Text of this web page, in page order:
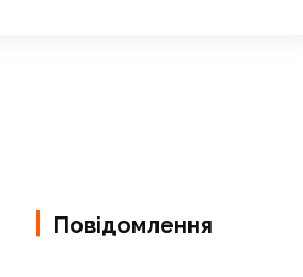
Повідомлення